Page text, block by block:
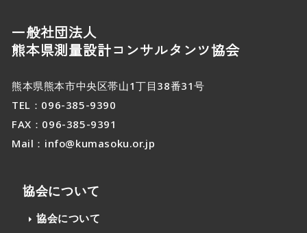
一般社団法人
熊本県測量設計コンサルタンツ協会
熊本県熊本市中央区帯山1丁目38番31号
TEL： 096-385-9390
FAX：096-385-9391
Mail： info@kumasoku.or.jp
協会について
協会について